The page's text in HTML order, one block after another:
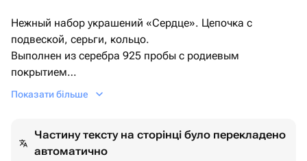
Нежный набор украшений «Сердце». Цепочка с
подвеской, серьги, кольцо.
Выполнен из серебра 925 пробы с родиевым
покрытием
Изготовитель TA diamond
Может быть исполнен с камнями белого цвета и
розового цвета.
Показати більше
Частину тексту на сторінці було перекладено
автоматично